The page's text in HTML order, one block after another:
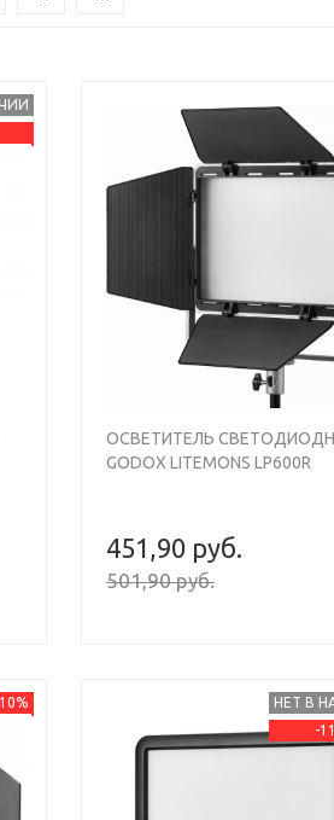
ОСВЕТИТЕЛЬ
GODOX LITEMONS LP600R
451,90 руб.
501,90 руб.
НЕТ В
-